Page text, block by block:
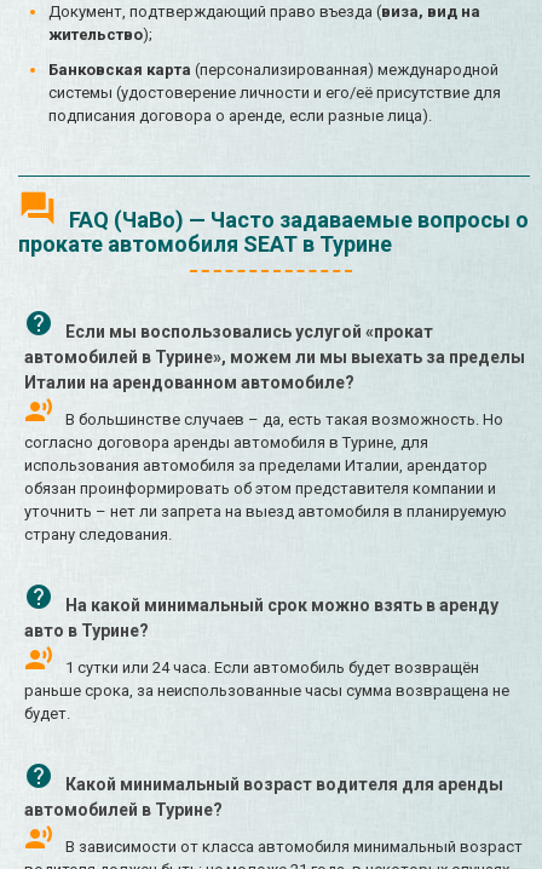
Документ, подтверждающий право въезда (виза, вид на
жительство);
Банковская карта (персонализированная) международной
системы (удостоверение личности и его/её присутствие для
подписания договора о аренде, если разные лица).
FAQ (ЧаВо) — Часто задаваемые вопросы о
прокате автомобиля SEAT в Турине
Если мы воспользовались услугой «прокат
автомобилей в Турине», можем ли мы выехать за пределы
Италии на арендованном автомобиле?
В большинстве случаев – да, есть такая возможность. Но
согласно договора аренды автомобиля в Турине, для
использования автомобиля за пределами Италии, арендатор
обязан проинформировать об этом представителя компании и
уточнить – нет ли запрета на выезд автомобиля в планируемую
страну следования.
На какой минимальный срок можно взять в аренду
авто в Турине?
1 сутки или 24 часа. Если автомобиль будет возвращён
раньше срока, за неиспользованные часы сумма возвращена не
будет.
Какой минимальный возраст водителя для аренды
автомобилей в Турине?
В зависимости от класса автомобиля минимальный возраст